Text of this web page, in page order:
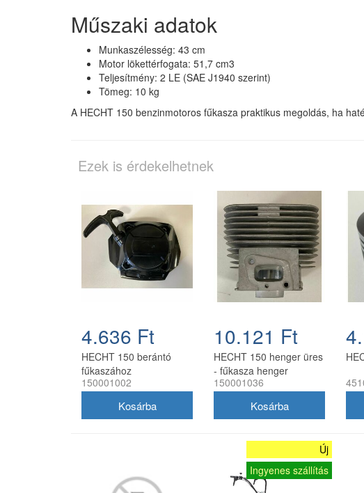
Műszaki adatok
Munkaszélesség: 43 cm
Motor lökettérfogata: 51,7 cm3
Teljesítmény: 2 LE (SAE J1940 szerint)
Tömeg: 10 kg
A HECHT 150 benzinmotoros fűkasza praktikus megoldás, ha
Ezek is érdekelhetnek
4.636 Ft
HECHT 150 berántó
fűkaszához
150001002
10.121 Ft
HECHT 150 henger üres
- fűkasza henger
150001036
Új
Ingyenes szállítás